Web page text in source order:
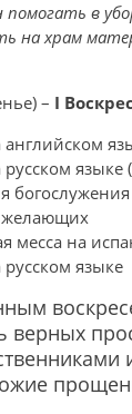
в
на храм
– I
желающих
месса на
языке
верных